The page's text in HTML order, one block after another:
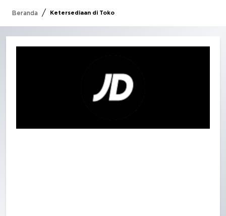
Beranda / Ketersediaan di Toko